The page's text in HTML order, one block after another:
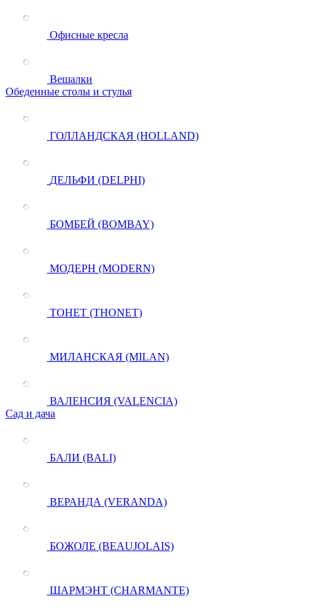
Офисные кресла
Вешалки
Обеденные столы и стулья
ГОЛЛАНДСКАЯ (HOLLAND)
ДЕЛЬФИ (DELPHI)
БОМБЕЙ (BOMBAY)
МОДЕРН (MODERN)
ТОНЕТ (THONET)
МИЛАНСКАЯ (MILAN)
ВАЛЕНСИЯ (VALENCIA)
Сад и дача
БАЛИ (BALI)
ВЕРАНДА (VERANDA)
БОЖОЛЕ (BEAUJOLAIS)
ШАРМЭНТ (CHARMANTE)